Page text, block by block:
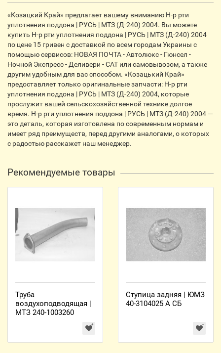
«Козацкий Край» предлагает вашему вниманию Н-р рти
уплотнения поддона | РУСЬ | МТЗ (Д-240) 2004. Вы можете
купить Н-р рти уплотнения поддона | РУСЬ | МТЗ (Д-240) 2004
по цене 15 гривен с доставкой по всем городам Украины с
помощью сервисов: НОВАЯ ПОЧТА - Автолюкс - Гюнсел -
Ночной Экспресс - Деливери - CАТ или самовывозом, а также
другим удобным для вас способом. «Козацький Край»
предоставляет только оригинальные запчасти: Н-р рти
уплотнения поддона | РУСЬ | МТЗ (Д-240) 2004, которые
прослужит вашей сельскохозяйственной технике долгое
время. Н-р рти уплотнения поддона | РУСЬ | МТЗ (Д-240) 2004 —
это деталь, которая изготовлена по современным нормам и
имеет ряд преимуществ, перед другими аналогами, о которых
с радостью расскажет наш менеджер.
Рекомендуемые товары
Труба
воздухоподводящая |
МТЗ 240-1003260
Ступица задняя | ЮМЗ
40-3104025 А СБ